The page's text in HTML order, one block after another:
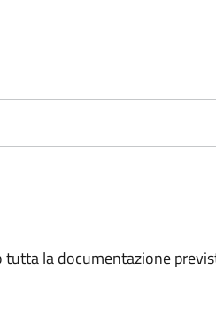
la documentazione